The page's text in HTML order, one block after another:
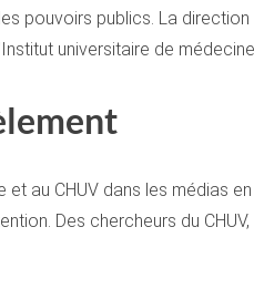
pouvoirs publics. La
universitaire de
et au CHUV dans les médias
Des chercheurs du